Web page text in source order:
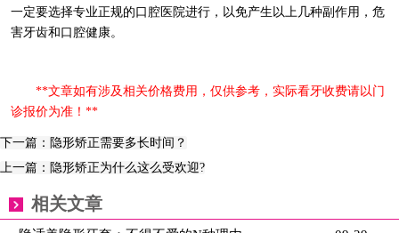
一定要选择专业正规的口腔医院进行，以免产生以上几种副作用，危
害牙齿和口腔健康。
**文章如有涉及相关价格费用，仅供参考，实际看牙收费请以门
诊报价为准！**
下一篇：隐形矫正需要多长时间？
上一篇：隐形矫正为什么这么受欢迎?
相关文章